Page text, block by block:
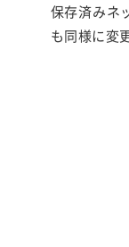
保存済みネ
も同様に変